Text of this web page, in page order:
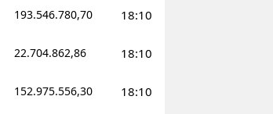
193.546.780,70 18:10
22.704.862,86 18:10
152.975.556,30 18:10